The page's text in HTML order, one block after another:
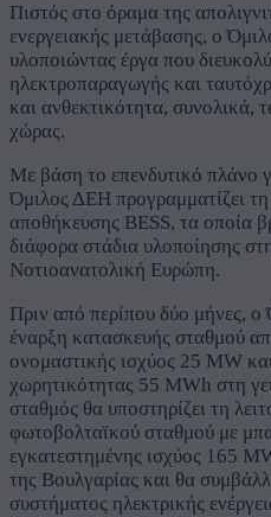
Πιστός στο όραμα της
ενεργειακής μετάβασης, ο
υλοποιώντας έργα που
ηλεκτροπαραγωγής και
και ανθεκτικότητα, συνολικά,
χώρας.
Με βάση το επενδυτικό πλάνο
Όμιλος ΔΕΗ προγραμματίζει
αποθήκευσης BESS, τα οποία
διάφορα στάδια υλοποίησης
Νοτιοανατολική Ευρώπη.
Πριν από περίπου δύο μήνες,
έναρξη κατασκευής σταθμού
ονομαστικής ισχύος 25 MW
χωρητικότητας 55 MWh στη
σταθμός θα υποστηρίζει τη
φωτοβολταϊκού σταθμού με
εγκατεστημένης ισχύος 165
της Βουλγαρίας και θα
συστήματος ηλεκτρικής